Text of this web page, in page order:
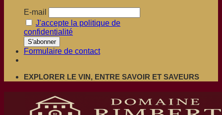
E-mail
J'accepte la politique de
confidentialité
Formulaire de contact
EXPLORER LE VIN, ENTRE SAVOIR ET SAVEURS